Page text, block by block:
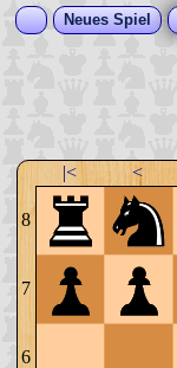
Neues Spiel
|< <
8
7
6